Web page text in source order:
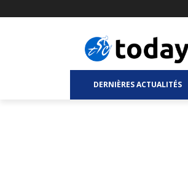
DERNIÈRES ACTUALITÉS